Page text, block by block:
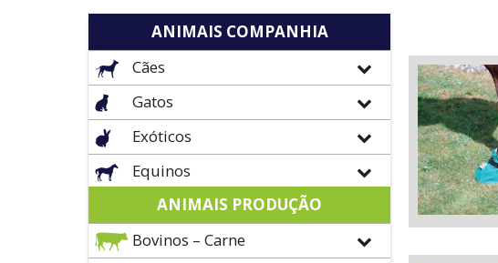
ANIMAIS COMPANHIA
Cães
Gatos
Exóticos
Equinos
ANIMAIS PRODUÇÃO
Bovinos – Carne